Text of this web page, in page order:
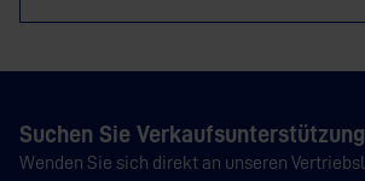
Suchen Sie
Wenden Sie sich direkt an unseren